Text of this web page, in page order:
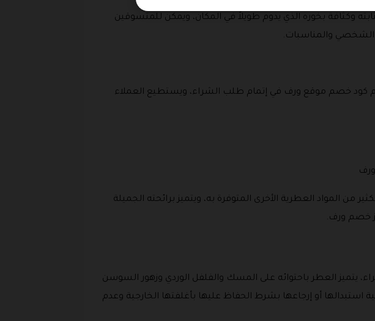
وكثافة بخوره الذي يدوم طويلاً في المكان، ويمكن للمتسوقين
والمناسبات.
كود خصم موقع ورف في إتمام طلب الشراء، ويستطيع العملاء
المواد العطرية الأخرى المتوفرة به، ويتميز برائحته الجميلة
العطر باحتوائه على المسك والفلفل الوردي وزهور السوسن
للجنسين مع إمكانية استبدالها أو إرجاعها بشرط الحفاظ عليها بأغلفتها الخارجية وعدم